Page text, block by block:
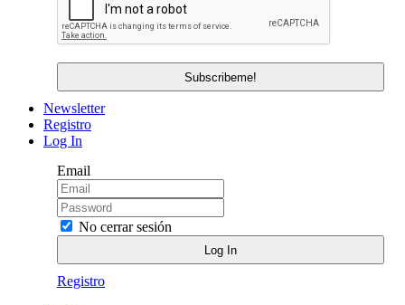
Newsletter
Registro
Log In
Email
No cerrar sesión
Registro